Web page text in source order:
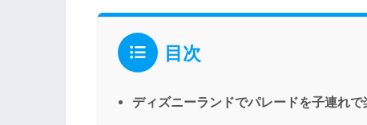
目次
ディズニーランドでパレードを子連れ